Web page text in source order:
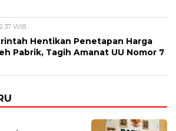
WIB
Hentikan Penetapan Harga
Pabrik, Tagih Amanat UU Nomor 7